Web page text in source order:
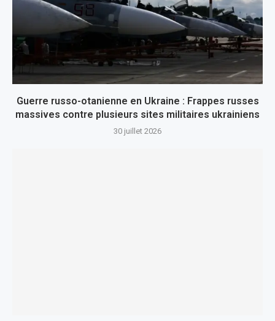
Guerre russo-otanienne en Ukraine : Frappes russes
massives contre plusieurs sites militaires ukrainiens
30 juillet 2026